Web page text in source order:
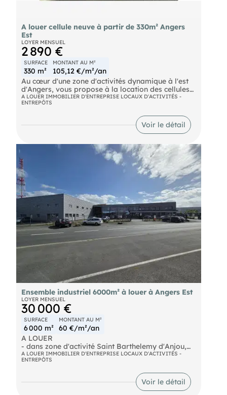
A louer cellule neuve à partir de 330m² Angers
Est
LOYER MENSUEL
2 890 €
SURFACE
330 m²
MONTANT AU M²
105,12 €/m²/an
Au cœur d'une zone d'activités dynamique à l'est
d'Angers, vous propose à la location des cellules
neuves à partir de 331 m², associant espaces de
stockage / atelier en rez-de-chaussée et bureaux
en mezzanine. Hauteur libre : 6 à 7 m Porte
sectionnelle motorisée Places de stationnement
privatives Environnement professionnel qualitatif,
immédiate des axes A87 et A11 (Nantes, Paris,
A LOUER IMMOBILIER D'ENTREPRISE LOCAUX D'ACTIVITÉS -
ENTREPÔTS
Voir le détail
Ensemble industriel 6000m² à louer à Angers Est
LOYER MENSUEL
30 000 €
SURFACE
6 000 m²
MONTANT AU M²
60 €/m²/an
A LOUER
- dans zone d'activité Saint Barthelemy d'Anjou,
ensemble immobilier industriel d'environ 6000 m²
dont 5000 m² d'atelier et 1000 m² de bureaux et
locaux sociaux sur 2 niveaux. L'ensemble est en
très bon état, isolé, bureaux climatisés équipé d'un
réseau informatique de type RJ45. Atelier avec
A LOUER IMMOBILIER D'ENTREPRISE LOCAUX D'ACTIVITÉS -
ENTREPÔTS
Voir le détail